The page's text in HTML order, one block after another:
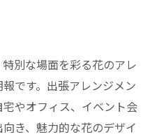
別な場面を彩る花のアレ
です。出張アレンジメン
やオフィス、イベント会
き、魅力的な花のデザイ